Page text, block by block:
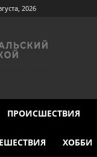
2026
ПРОИСШЕСТВИЯ
ХОББИ